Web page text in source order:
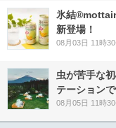
氷結
新登場！
08月03日 11時30
虫が苦手な
テーション
08月05日 11時30